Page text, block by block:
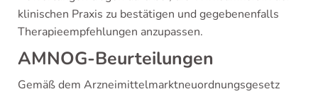
klinischen Praxis zu bestätigen und gegebenenfalls
Therapieempfehlungen anzupassen.
AMNOG-Beurteilungen
Gemäß dem Arzneimittelmarktneuordnungsgesetz